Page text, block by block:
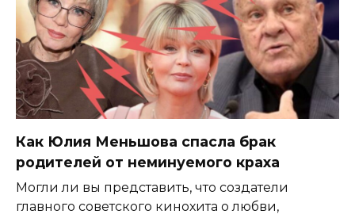
Как Юлия Меньшова спасла брак
родителей от неминуемого краха
Могли ли вы представить, что создатели
главного советского кинохита о любви,